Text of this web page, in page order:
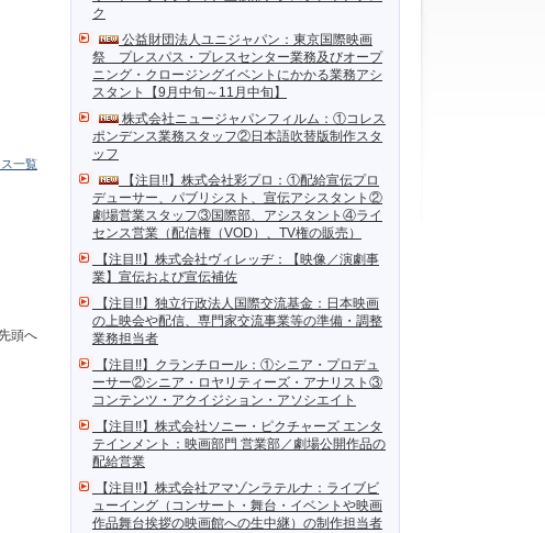
ク
公益財団法人ユニジャパン：東京国際映画
祭 プレスパス・プレスセンター業務及びオープ
ニング・クロージングイベントにかかる業務アシ
スタント【9月中旬～11月中旬】
株式会社ニュージャパンフィルム：①コレス
ポンデンス業務スタッフ②日本語吹替版制作スタ
ッフ
【注目!!】株式会社彩プロ：①配給宣伝プロ
デューサー、パブリシスト、宣伝アシスタント②
劇場営業スタッフ③国際部、アシスタント④ライ
センス営業（配信権（VOD）、TV権の販売）
【注目!!】株式会社ヴィレッヂ：【映像／演劇事
業】宣伝および宣伝補佐
【注目!!】独立行政法人国際交流基金：日本映画
の上映会や配信、専門家交流事業等の準備・調整
業務担当者
【注目!!】クランチロール：①シニア・プロデュ
ーサー②シニア・ロヤリティーズ・アナリスト③
コンテンツ・アクイジション・アソシエイト
【注目!!】株式会社ソニー・ピクチャーズ エンタ
テインメント：映画部門 営業部／劇場公開作品の
配給営業
【注目!!】株式会社アマゾンラテルナ：ライブビ
ューイング（コンサート・舞台・イベントや映画
作品舞台挨拶の映画館への生中継）の制作担当者
一覧
頭へ